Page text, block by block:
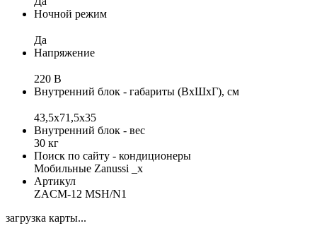
Ночной режим
Да
Напряжение
220 В
Внутренний блок - габариты (ВхШхГ), см
43,5x71,5х35
Внутренний блок - вес
30 кг
Поиск по сайту - кондиционеры
Мобильные Zanussi _x
Артикул
ZACM-12 MSH/N1
загрузка карты...